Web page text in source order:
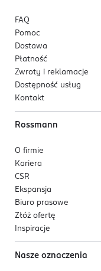
FAQ
Pomoc
Dostawa
Płatność
Zwroty i reklamacje
Dostępność usług
Kontakt
Rossmann
O firmie
Kariera
CSR
Ekspansja
Biuro prasowe
Złóż ofertę
Inspiracje
Nasze oznaczenia